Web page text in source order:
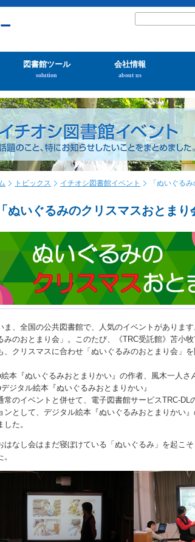
図書館ツール
solution
会社情報
about us
トピックス イチオシ図書館イベント 「ぬいぐる
「ぬいぐるみのクリスマスおとま
ま、全国の公共図書館で、人気のイベントがありま
みのおとまり会」。このたび、《TRC受託館》苫小
、クリスマスに合わせ「ぬいぐるみのおとまり会」を
本『ぬいぐるみおとまりかい』の作者、風木一人さ
ジタル絵本『ぬいぐるみおとまりかい』
常のイベントと併せて、電子図書館サービスTRC-DL
ンとして、デジタル絵本『ぬいぐるみおとまりかい
した。
はなし会はまだ寝ぼけている「ぬいぐるみ」を起こ
。